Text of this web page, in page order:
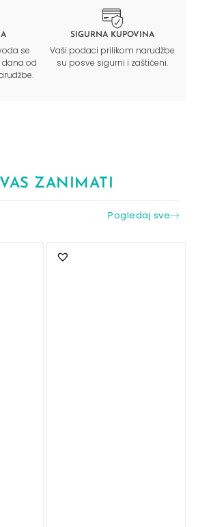
se
dana od
SIGURNA KUPOVINA
Vaši podaci prilikom narudžbe
su posve sigurni i zaštićeni.
ZANIMATI
Pogledaj sve